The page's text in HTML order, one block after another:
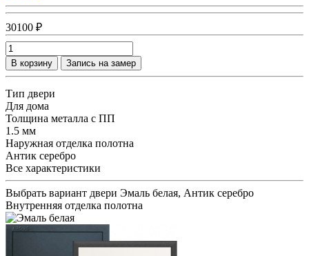
30100 ₽
В корзину Запись на замер
Тип двери
Для дома
Толщина металла с ПП
1.5 мм
Наружная отделка полотна
Антик серебро
Все характеристики
Выбрать вариант двери Эмаль белая, Антик серебро
Внутренняя отделка полотна